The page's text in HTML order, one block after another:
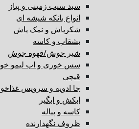
سبد سیب زمینی و پیاز
انواع بانکه شیشه ای
شکرپاش و نمک پاش
بشقاب و کاسه
شیر جوش/قهوه جوش
سس خوری و اب لیمو
قیچی
جا ادویه و سرویس
ابکش و ابگیر
کاسه و پیاله
ظروف نگهدارنده